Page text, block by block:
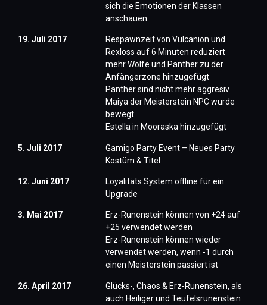
sich die Emotionen der Klassen
anschauen
19. Juli 2017
Respawnzeit von Vulcanion und
Rexloss auf 6 Minuten reduziert
mehr Wölfe und Panther zu der
Anfängerzone hinzugefügt
Panther sind nicht mehr aggresiv
Maiya der Meisterstein NPC wurde
bewegt
Estella in Mooraska hinzugefügt
5. Juli 2017
Gamigo Party Event – Neues Party
Kostüm & Titel
12. Juni 2017
Loyalitäts System offline für ein
Upgrade
3. Mai 2017
Erz-Runenstein können von +24 auf
+25 verwendet werden
Erz-Runenstein können wieder
verwendet werden, wenn -1 durch
einen Meisterstein passiert ist
26. April 2017
Glücks-, Chaos & Erz-Runenstein, als
auch Heiliger und Teufelsrunenstein